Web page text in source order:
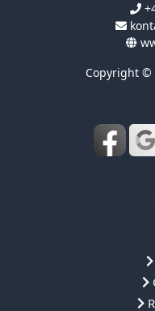
Copyright ©